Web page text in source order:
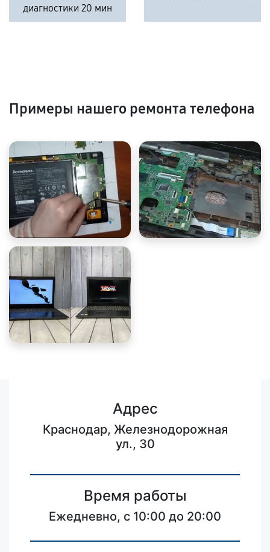
диагностики 20 мин
Примеры нашего ремонта телефона
Адрес
Краснодар, Железнодорожная
ул., 30
Время работы
Ежедневно, с 10:00 до 20:00